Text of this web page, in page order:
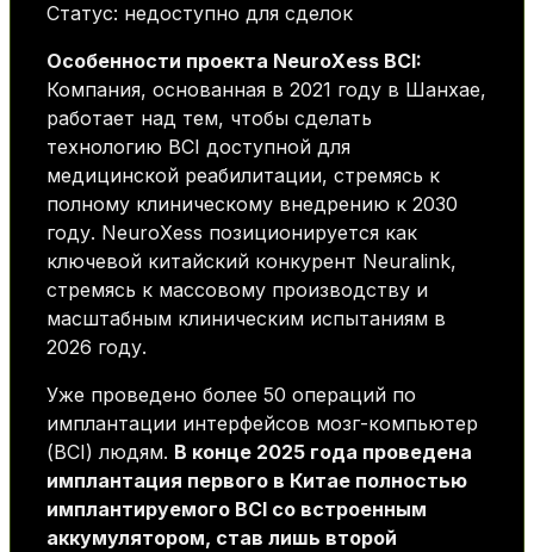
Статус: недоступно для сделок
Особенности проекта NeuroXess BCI:
Компания, основанная в 2021 году в Шанхае,
работает над тем, чтобы сделать
технологию BCI доступной для
медицинской реабилитации, стремясь к
полному клиническому внедрению к 2030
году. NeuroXess позиционируется как
ключевой китайский конкурент Neuralink,
стремясь к массовому производству и
масштабным клиническим испытаниям в
2026 году.
Уже проведено более 50 операций по
имплантации интерфейсов мозг-компьютер
(BCI) людям. В конце 2025 года проведена
имплантация первого в Китае полностью
имплантируемого BCI со встроенным
аккумулятором, став лишь второй